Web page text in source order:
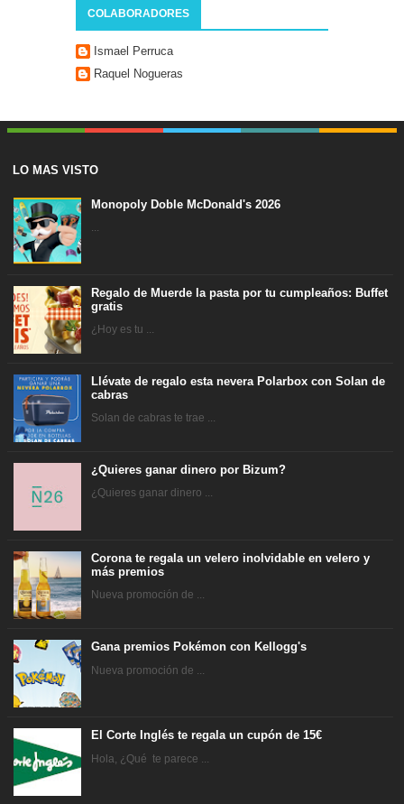
COLABORADORES
Ismael Perruca
Raquel Nogueras
LO MAS VISTO
Monopoly Doble McDonald's 2026
...
Regalo de Muerde la pasta por tu cumpleaños: Buffet
gratis
¿Hoy es tu ...
Llévate de regalo esta nevera Polarbox con Solan de
cabras
Solan de cabras te trae ...
¿Quieres ganar dinero por Bizum?
¿Quieres ganar dinero ...
Corona te regala un velero inolvidable en velero y
más premios
Nueva promoción de ...
Gana premios Pokémon con Kellogg's
Nueva promoción de ...
El Corte Inglés te regala un cupón de 15€
Hola, ¿Qué te parece ...